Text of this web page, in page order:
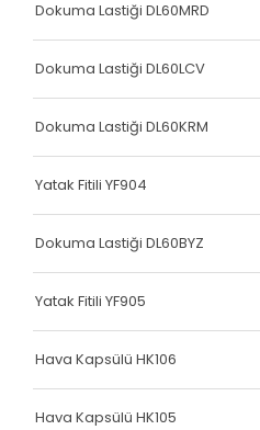
Dokuma Lastiği DL60MRD
Dokuma Lastiği DL60LCV
Dokuma Lastiği DL60KRM
Yatak Fitili YF904
Dokuma Lastiği DL60BYZ
Yatak Fitili YF905
Hava Kapsülü HK106
Hava Kapsülü HK105